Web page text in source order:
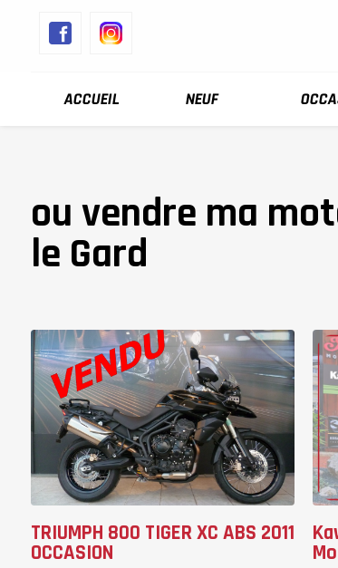
ACCUEIL NEUF
ou vendre ma
le Gard
TRIUMPH 800 TIGER XC ABS 2011
OCCASION